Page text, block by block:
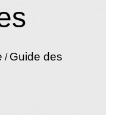
/ Guide des